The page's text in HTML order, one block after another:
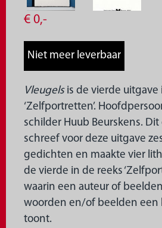
€ 0,-
Vleugelsis de vierde uitgave
‘Zelfportretten’.
schilder Huub Beurskens.
schreef voor deze uitgave
gedichten en maakte vier
de vierde in de reeks
waarin een auteur of
woorden en/of beelden een
toont.